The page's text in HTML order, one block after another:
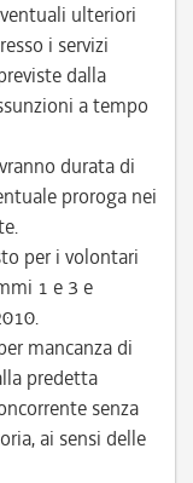
ulteriori
i servizi
dalla
a tempo
durata di
proroga nei
per i volontari
1 e 3 e
mancanza di
predetta
senza
ai sensi delle